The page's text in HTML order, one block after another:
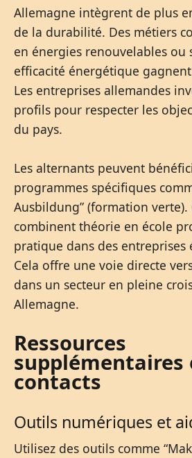
Allemagne intègrent de plus
de la durabilité. Des métiers
en énergies renouvelables ou
efficacité énergétique
Les entreprises allemandes
profils pour respecter les
du pays.
Les alternants peuvent
programmes spécifiques
Ausbildung” (formation verte).
combinent théorie en école
pratique dans des entreprises
Cela offre une voie directe
dans un secteur en pleine
Allemagne.
Ressources
supplémentaires
contacts
Outils numériques et
Utilisez des outils comme